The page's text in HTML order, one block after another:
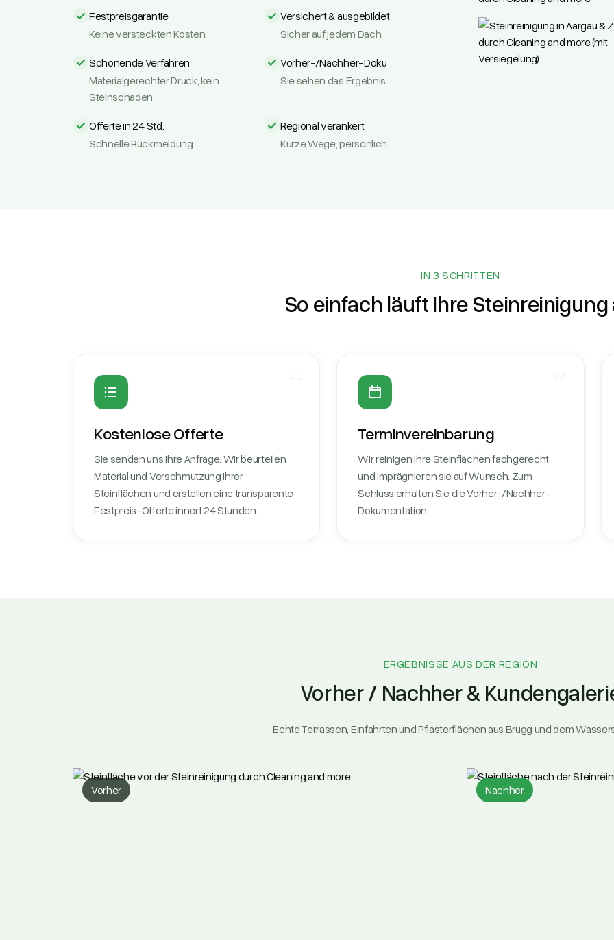
Festpreisgarantie
Keine versteckten Kosten.
Versichert & ausgebildet
Sicher auf jedem Dach.
Schonende Verfahren
Materialgerechter Druck, kein
Steinschaden
Vorher-/Nachher-Doku
Sie sehen das Ergebnis.
Offerte in 24 Std.
Schnelle Rückmeldung.
Regional verankert
Kurze Wege, persönlich.
IN 3 SCHRITTEN
So einfach läuft Ihre Steinreinigung
Kostenlose Offerte
Sie senden uns Ihre Anfrage. Wir beurteilen
Material und Verschmutzung Ihrer
Steinflächen und erstellen eine transparente
Festpreis-Offerte innert 24 Stunden.
Terminvereinbarung
Wir reinigen Ihre Steinflächen fachgerecht
und imprägnieren sie auf Wunsch. Zum
Schluss erhalten Sie die Vorher-/Nachher-
Dokumentation.
ERGEBNISSE AUS DER REGION
Vorher / Nachher &
Echte Terrassen, Einfahrten und Pflasterflächen aus Brugg und dem
Vorher Nachher